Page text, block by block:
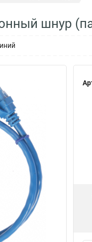
шнур